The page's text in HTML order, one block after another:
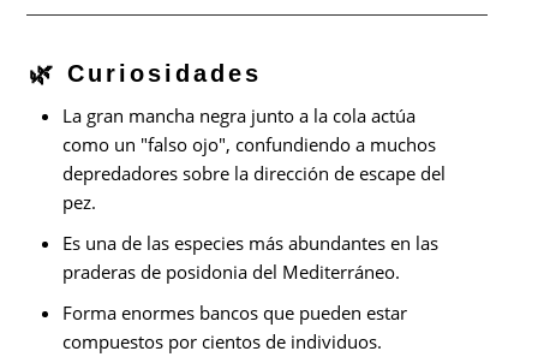
🌿 Curiosidades
La gran mancha negra junto a la cola actúa
como un "falso ojo", confundiendo a muchos
depredadores sobre la dirección de escape del
pez.
Es una de las especies más abundantes en las
praderas de posidonia del Mediterráneo.
Forma enormes bancos que pueden estar
compuestos por cientos de individuos.